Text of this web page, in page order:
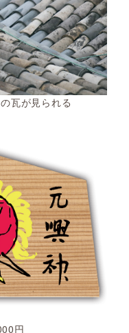
瓦が見られる
円